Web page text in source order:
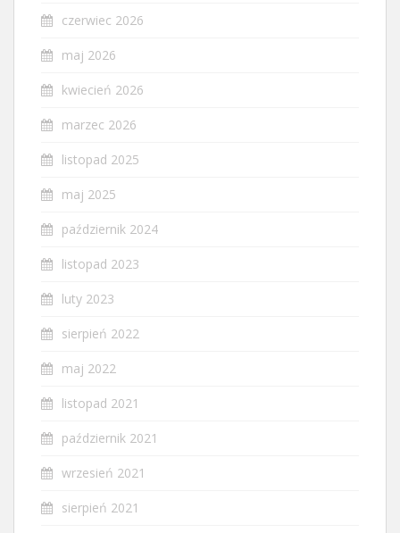
czerwiec 2026
maj 2026
kwiecień 2026
marzec 2026
listopad 2025
maj 2025
październik 2024
listopad 2023
luty 2023
sierpień 2022
maj 2022
listopad 2021
październik 2021
wrzesień 2021
sierpień 2021